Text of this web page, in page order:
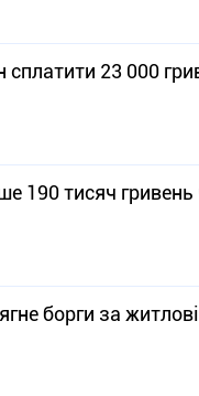
сплатити 23 000
190 тисяч
борги за